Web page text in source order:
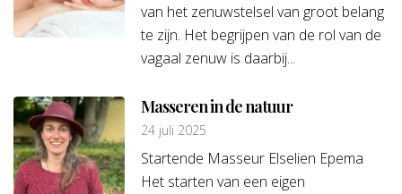
van het zenuwstelsel van groot belang
te zijn. Het begrijpen van de rol van de
vagaal zenuw is daarbij...
Masseren in de natuur
24 juli 2025
Startende Masseur Elselien Epema
Het starten van een eigen